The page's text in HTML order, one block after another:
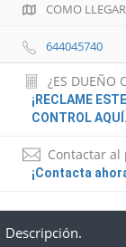
COMO LLEGAR
644045740
¿ES DUEÑO
¡RECLAME
CONTROL AQUÍ.
Contactar
¡Contacta
Descripción.